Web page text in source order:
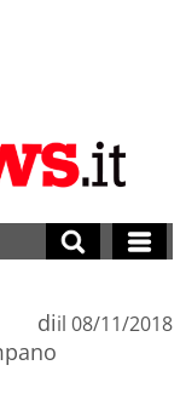
diil 08/11/2018